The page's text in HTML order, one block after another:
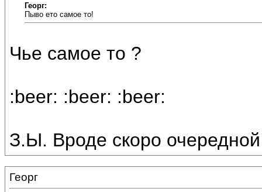
Георг:
Пыво ето самое то!
Чье самое то ?
:beer: :beer: :beer:
З.Ы. Вроде скоро
Георг